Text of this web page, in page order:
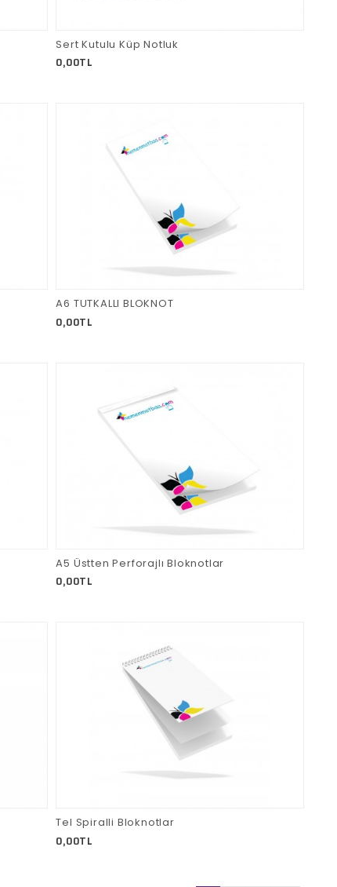
Sert Kutulu Küp Notluk
0,00TL
A6 TUTKALLI BLOKNOT
0,00TL
A5 Üstten Perforajlı Bloknotlar
0,00TL
Tel Spiralli Bloknotlar
0,00TL